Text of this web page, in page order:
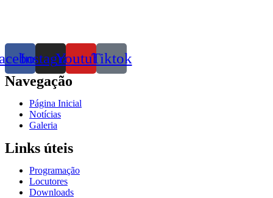
InstagramYoutubeTiktok
Navegação
Página Inicial
Notícias
Galeria
Links úteis
Programação
Locutores
Downloads